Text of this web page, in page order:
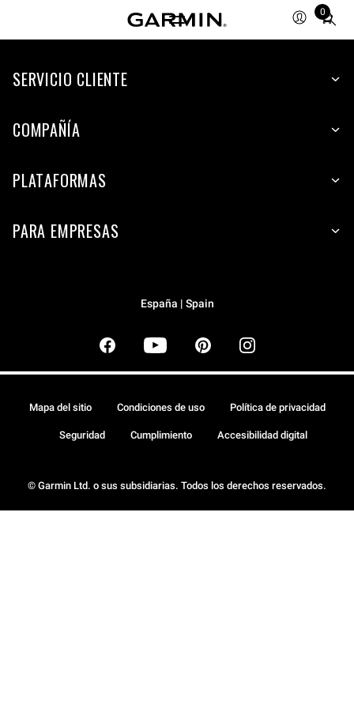
0
Total
items
cart:
SERVICIO CLIENTE
COMPAÑÍA
PLATAFORMAS
PARA EMPRESAS
España | Spain
© Garmin Ltd. o sus subsidiarias. Todos los derechos reservados.
Mapa del sitio Condiciones de uso Política de privacidad
Seguridad Cumplimiento Accesibilidad digital